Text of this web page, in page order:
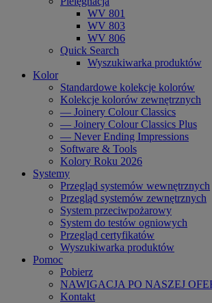
WV 801
WV 803
WV 806
Quick Search
Wyszukiwarka produktów
Kolor
Standardowe kolekcje kolorów
Kolekcje kolorów zewnętrznych
— Joinery Colour Classics
— Joinery Colour Classics Plus
— Never Ending Impressions
Software & Tools
Kolory Roku 2026
Systemy
Przegląd systemów wewnętrznych
Przegląd systemów zewnętrznych
System przeciwpożarowy
System do testów ogniowych
Przegląd certyfikatów
Wyszukiwarka produktów
Pomoc
Pobierz
NAWIGACJA PO NASZEJ
Kontakt